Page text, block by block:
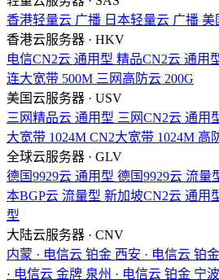
香港轻量云 广播 日本轻量云 广播 美
香港云服务器 · HKV
电信CN2云 通用型 精品CN2云 通用
连大宽带 500M 三网高防云 200G
美国云服务器 · USV
三网精品云 通用型 三网CN2云 通用
大宽带 1024M CN2大宽带 1024M 高
全球云服务器 · GLV
德国9929云 通用型 德国9929云 流量
本BGP云 流量型 新加坡CN2云 通用
型
大陆云服务器 · CNV
内蒙 · 电信云 铂金 西安 · 电信云 铂金
· 电信云 金牌 泉州 · 电信云 铂金 宁